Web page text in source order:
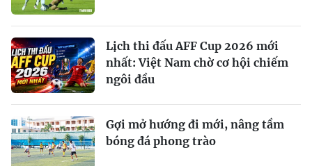
Lịch thi đấu AFF Cup 2026 mới
nhất: Việt Nam chờ cơ hội chiếm
ngôi đầu
Gợi mở hướng đi mới, nâng tầm
bóng đá phong trào